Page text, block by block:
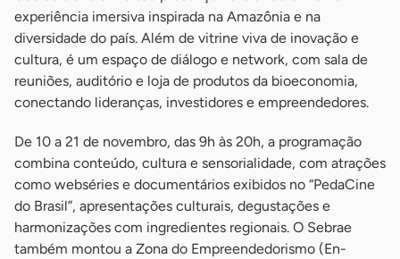
experiência imersiva inspirada na Amazônia e na
diversidade do país. Além de vitrine viva de inovação e
cultura, é um espaço de diálogo e network, com sala de
reuniões, auditório e loja de produtos da bioeconomia,
conectando lideranças, investidores e empreendedores.
De 10 a 21 de novembro, das 9h às 20h, a programação
combina conteúdo, cultura e sensorialidade, com atrações
como webséries e documentários exibidos no “PedaCine
do Brasil”, apresentações culturais, degustações e
harmonizações com ingredientes regionais. O Sebrae
também montou a Zona do Empreendedorismo (En-